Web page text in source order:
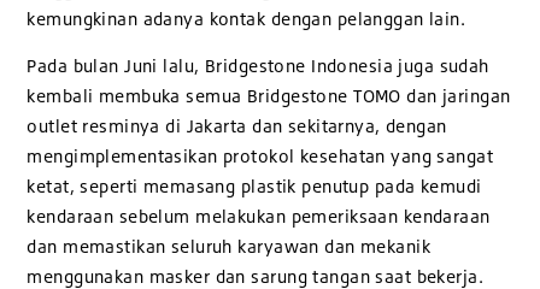
kemungkinan adanya kontak dengan pelanggan lain.
Pada bulan Juni lalu, Bridgestone Indonesia juga sudah
kembali membuka semua Bridgestone TOMO dan jaringan
outlet resminya di Jakarta dan sekitarnya, dengan
mengimplementasikan protokol kesehatan yang sangat
ketat, seperti memasang plastik penutup pada kemudi
kendaraan sebelum melakukan pemeriksaan kendaraan
dan memastikan seluruh karyawan dan mekanik
menggunakan masker dan sarung tangan saat bekerja.